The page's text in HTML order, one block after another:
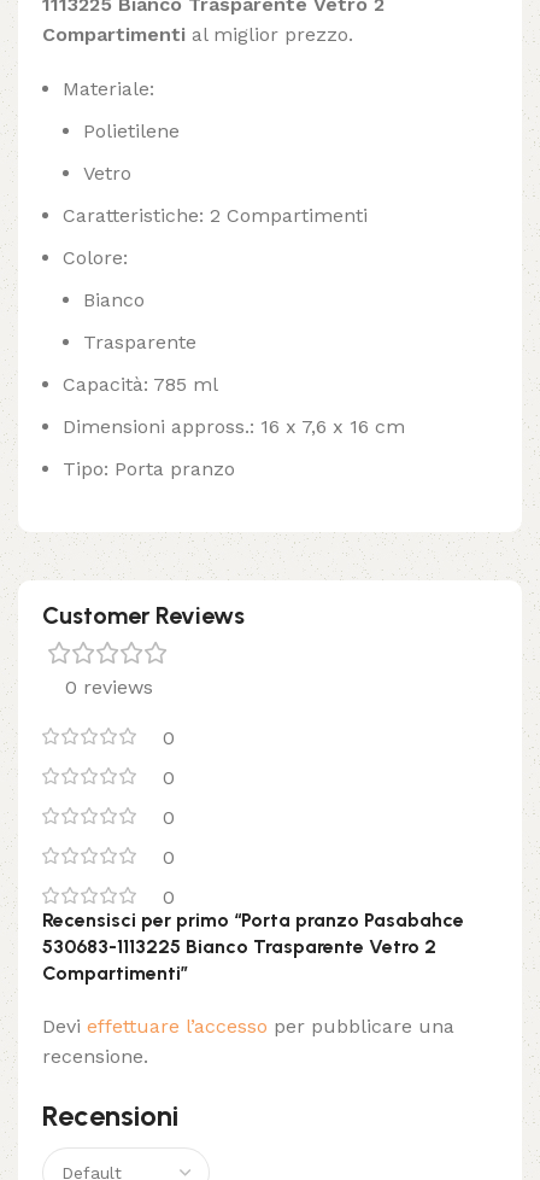
Compartimenti al miglior prezzo.
Materiale:
Polietilene
Vetro
Caratteristiche: 2 Compartimenti
Colore:
Bianco
Trasparente
Capacità: 785 ml
Dimensioni appross.: 16 x 7,6 x 16 cm
Tipo: Porta pranzo
Customer Reviews
0 reviews
0
0
0
0
0
Recensioni
Recensisci per primo “Porta pranzo Pasabahce
530683-1113225 Bianco Trasparente Vetro 2
Compartimenti”
Devi effettuare l’accesso per pubblicare una
recensione.